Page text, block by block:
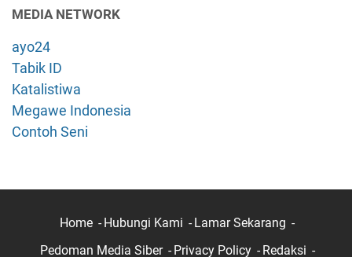
MEDIA NETWORK
ayo24
Tabik ID
Katalistiwa
Megawe Indonesia
Contoh Seni
Home Hubungi Kami
Lamar Sekarang
Pedoman Media Siber
Privacy Policy Redaksi